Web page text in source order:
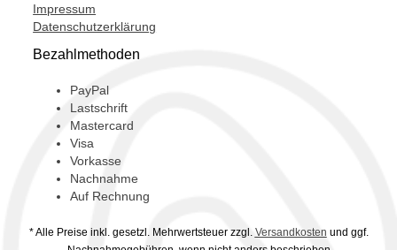
Impressum
Datenschutzerklärung
Bezahlmethoden
PayPal
Lastschrift
Mastercard
Visa
Vorkasse
Nachnahme
Auf Rechnung
* Alle Preise inkl. gesetzl. Mehrwertsteuer zzgl. Versandkosten und ggf.